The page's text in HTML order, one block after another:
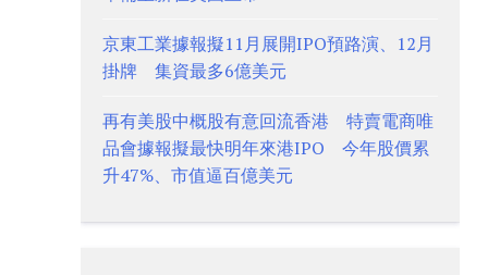
京東工業據報擬11月展開IPO預路演、12月
掛牌 集資最多6億美元
再有美股中概股有意回流香港 特賣電商唯
品會據報擬最快明年來港IPO 今年股價累
升47%、市值逼百億美元